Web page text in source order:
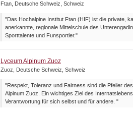
Ftan, Deutsche Schweiz, Schweiz
"Das Hochalpine Institut Ftan (HIF) ist die private,
anerkannte, regionale Mittelschule des
Sporttalente und Funsportler."
Lyceum Alpinum Zuoz
Zuoz, Deutsche Schweiz, Schweiz
"Respekt, Toleranz und Fairness sind die Pfeiler
Alpinum Zuoz. Ein wichtiges Ziel des
Verantwortung für sich selbst und für andere. "